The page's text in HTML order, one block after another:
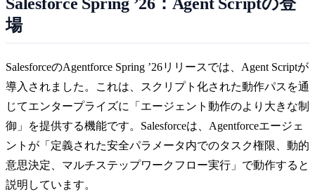
場
SalesforceのAgentforce Spring ’26リリースでは、Agent Scriptが
導入されました。これは、スクリプト化された動作パスを通
じてエンタープライズに「エージェント動作のより大きな制
御」を提供する機能です。Salesforceは、Agentforceエージェ
ントが「定義された安全パラメータ内でのタスク権限、動的
意思決定、マルチステップワークフロー実行」で動作すると
説明しています。